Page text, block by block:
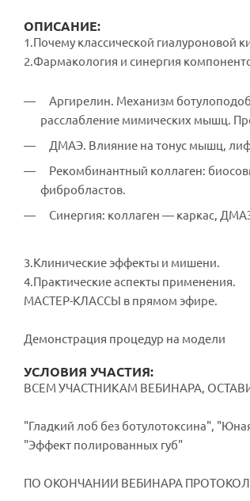
ОПИСАНИЕ:
1.Почему классической гиалуроновой
2.Фармакология и синергия
Аргирелин. Механизм
расслабление мимических мышц.
ДМАЭ. Влияние на тонус мышц,
Рекомбинантный коллаген:
фибробластов.
Синергия: коллаген — каркас,
3.Клинические эффекты и мишени.
4.Практические аспекты применения.
МАСТЕР-КЛАССЫ в прямом эфире.
Демонстрация процедур на модели
УСЛОВИЯ УЧАСТИЯ:
ВСЕМ УЧАСТНИКАМ ВЕБИНАРА,
"Гладкий лоб без ботулотоксина",
"Эффект полированных губ"
ПО ОКОНЧАНИИ ВЕБИНАРА